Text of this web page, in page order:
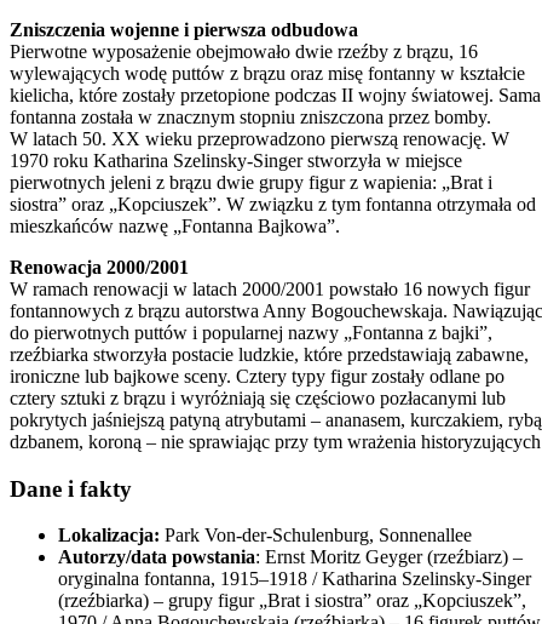
Zniszczenia wojenne i pierwsza odbudowa
Pierwotne wyposażenie obejmowało dwie rzeźby z brązu, 16
wylewających wodę puttów z brązu oraz misę fontanny w kształcie
kielicha, które zostały przetopione podczas II wojny światowej. Sama
fontanna została w znacznym stopniu zniszczona przez bomby.
W latach 50. XX wieku przeprowadzono pierwszą renowację. W
1970 roku Katharina Szelinsky-Singer stworzyła w miejsce
pierwotnych jeleni z brązu dwie grupy figur z wapienia: „Brat i
siostra” oraz „Kopciuszek”. W związku z tym fontanna otrzymała od
mieszkańców nazwę „Fontanna Bajkowa”.
Renowacja 2000/2001
W ramach renowacji w latach 2000/2001 powstało 16 nowych figur
fontannowych z brązu autorstwa Anny Bogouchewskaja. Nawiązując
do pierwotnych puttów i popularnej nazwy „Fontanna z bajki”,
rzeźbiarka stworzyła postacie ludzkie, które przedstawiają zabawne,
ironiczne lub bajkowe sceny. Cztery typy figur zostały odlane po
cztery sztuki z brązu i wyróżniają się częściowo pozłacanymi lub
pokrytych jaśniejszą patyną atrybutami – ananasem, kurczakiem,
dzbanem, koroną – nie sprawiając przy tym wrażenia
Dane i fakty
Lokalizacja: Park Von-der-Schulenburg, Sonnenallee
Autorzy/data powstania: Ernst Moritz Geyger (rzeźbiarz) –
oryginalna fontanna, 1915–1918 / Katharina Szelinsky-Singer
(rzeźbiarka) – grupy figur „Brat i siostra” oraz „Kopciuszek”,